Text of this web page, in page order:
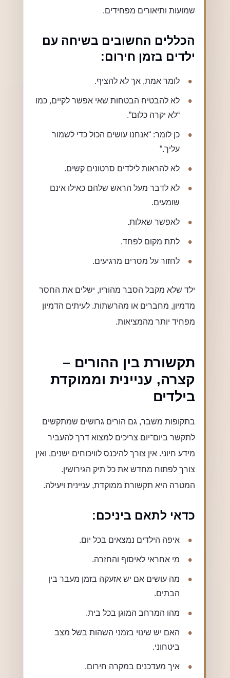
שמועות ותיאורים מפחידים.
הכללים החשובים בשיחה עם
ילדים בזמן חירום:
לומר אמת, אך לא להציף.
לא להבטיח הבטחות שאי אפשר לקיים, כמו
“לא יקרה כלום”.
כן לומר: “אנחנו עושים הכול כדי לשמור
עליך.”
לא להראות לילדים סרטונים קשים.
לא לדבר מעל הראש שלהם כאילו אינם
שומעים.
לאפשר שאלות.
לתת מקום לפחד.
לחזור על מסרים מרגיעים.
ילד שלא מקבל הסבר מהוריו, ישלים את החסר
מדמיון, מחברים או מהרשתות. לעיתים הדמיון
מפחיד יותר מהמציאות.
תקשורת בין ההורים –
קצרה, עניינית וממוקדת
בילדים
בתקופות משבר, גם הורים גרושים שמתקשים
לתקשר ביום־יום צריכים למצוא דרך להעביר
מידע חיוני. אין צורך להיכנס לוויכוחים ישנים, ואין
צורך לפתוח מחדש את כל תיק הגירושין.
המטרה היא תקשורת ממוקדת, עניינית ויעילה.
כדאי לתאם ביניכם:
איפה הילדים נמצאים בכל יום.
מי אחראי לאיסוף והחזרה.
מה עושים אם יש אזעקה בזמן מעבר בין
הבתים.
מהו המרחב המוגן בכל בית.
האם יש שינוי בזמני השהות בשל מצב
ביטחוני.
איך מעדכנים במקרה חירום.